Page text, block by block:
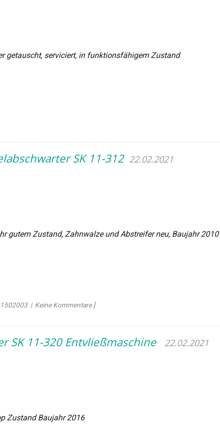
getauscht, serviciert, in funktionsfähigem Zustand
SK 11-312 22.02.2021
gutem Zustand, Zahnwalze und Abstreifer neu, Baujahr 2010
| Keine Kommentare ]
SK 11-320 Entvließmaschine 22.02.2021
Zustand Baujahr 2016